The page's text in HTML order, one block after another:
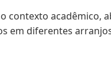
contexto acadêmico,
em diferentes